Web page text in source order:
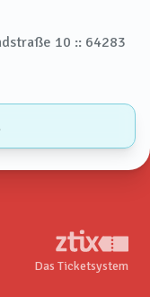
10 :: 64283
Das Ticketsystem